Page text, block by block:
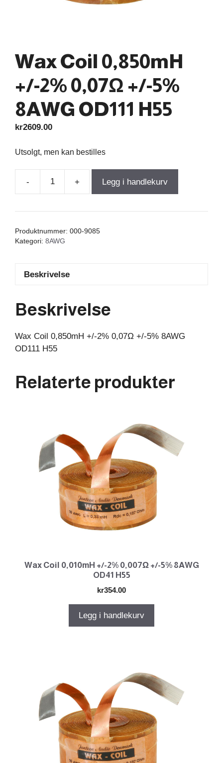
Wax Coil 0,850mH
+/-2% 0,07Ω +/-5%
8AWG OD111 H55
kr2609.00
Utsolgt, men kan bestilles
-
Wax
0,850mH
+ Legg i handlekurv
Produktnummer: 000-9085
Kategori: 8AWG
Beskrivelse
Beskrivelse
Wax Coil 0,850mH +/-2% 0,07Ω +/-5% 8AWG
OD111 H55
Relaterte produkter
Wax Coil 0,010mH +/-2% 0,007Ω +/-5% 8AWG
OD41 H55
kr354.00
Legg i handlekurv